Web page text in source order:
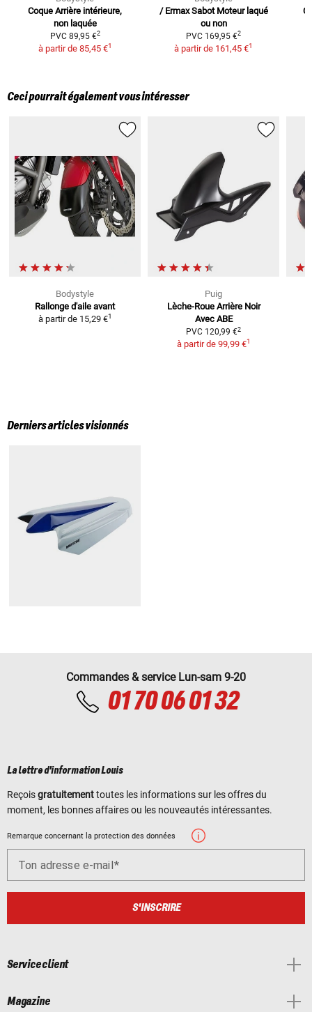
Coque Arrière intérieure,
non laquée
PVC 89,95 €2
à partir de 85,45 €1
/ Ermax Sabot Moteur laqué
ou non
PVC 169,95 €2
à partir de 161,45 €1
Ceci pourrait également vous intéresser
Bodystyle
Rallonge d'aile avant
à partir de 15,29 €1
Puig
Lèche-Roue Arrière Noir
Avec ABE
PVC 120,99 €2
à partir de 99,99 €1
Derniers articles visionnés
Commandes & service Lun-sam 9-20
01 70 06 01 32
La lettre d'information Louis
Reçoisgratuitementtoutes les informations sur les offres du
moment, les bonnes affaires ou les nouveautés intéressantes.
Remarque concernant la protection des données
Ton adresse e-mail
S'INSCRIRE
Service client
Magazine